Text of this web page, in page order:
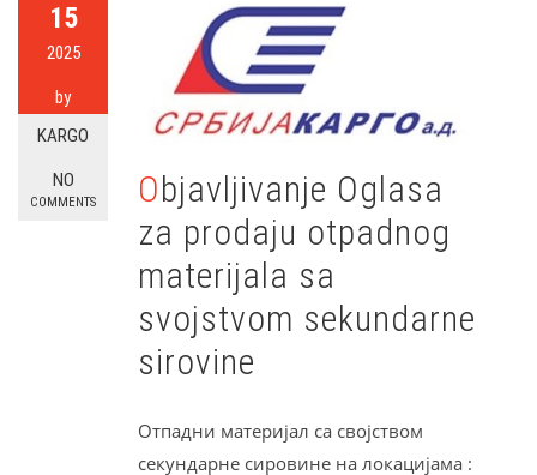
15
2025
by
KARGO
NO
COMMENTS
Objavljivanje Oglasa
za prodaju otpadnog
materijala sa
svojstvom sekundarne
sirovine
Отпадни материјал са својством
секундарне сировине на локацијама :